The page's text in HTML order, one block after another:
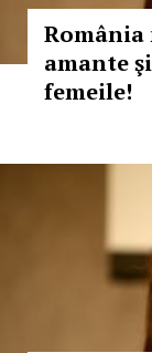
amante
femeile!